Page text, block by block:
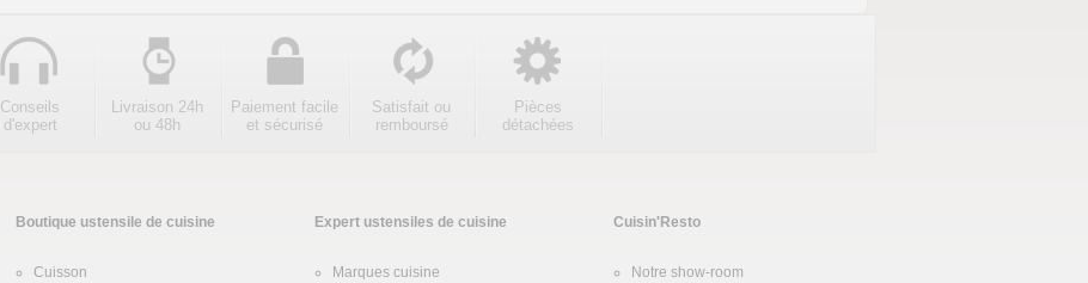
Conseils
d'expert
Livraison 24h
ou 48h
Paiement facile
et sécurisé
Satisfait ou
remboursé
Pièces
détachées
Boutique ustensile de cuisine
Cuisson
Expert ustensiles de cuisine
Marques cuisine
Cuisin'Resto
Notre show-room